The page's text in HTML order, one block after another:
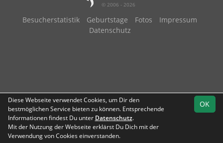
© 2006 - 2026
Besucherstatistik Geburtstage Fotos
Impressum
Datenschutz
OK
Diese Webseite verwendet Cookies, um Dir den
bestmöglichen Service bieten zu können. Entsprechende
Informationen findest Du unter Datenschutz.
Mit der Nutzung der Webseite erklärst Du Dich mit der
Verwendung von Cookies einverstanden.